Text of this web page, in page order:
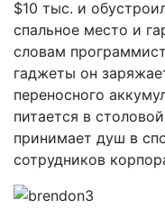
$10 тыс. и
спальное место и
словам
гаджеты он
переносного
питается в
принимает душ в
сотрудников